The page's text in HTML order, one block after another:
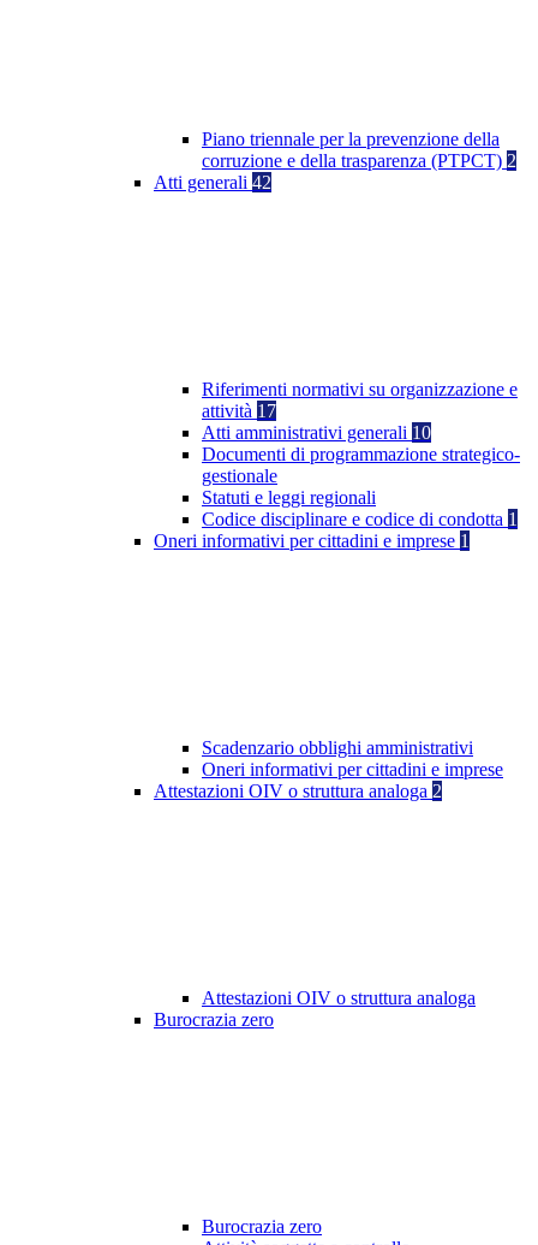
Piano triennale per la prevenzione della
corruzione e della trasparenza (PTPCT) 2
Atti generali 42
Riferimenti normativi su organizzazione e
attività 17
Atti amministrativi generali 10
Documenti di programmazione strategico-
gestionale
Statuti e leggi regionali
Codice disciplinare e codice di condotta 1
Oneri informativi per cittadini e imprese 1
Scadenzario obblighi amministrativi
Oneri informativi per cittadini e imprese
Attestazioni OIV o struttura analoga 2
Attestazioni OIV o struttura analoga
Burocrazia zero
Burocrazia zero